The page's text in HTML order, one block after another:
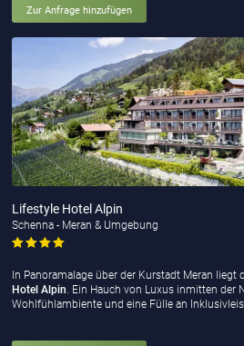
Zur Anfrage hinzufügen
Lifestyle Hotel Alpin
Schenna - Meran & Umgebung
In Panoramalage über der Kurstadt Meran liegt
Hotel Alpin. Ein Hauch von Luxus inmitten der
Wohlfühlambiente und eine Fülle an